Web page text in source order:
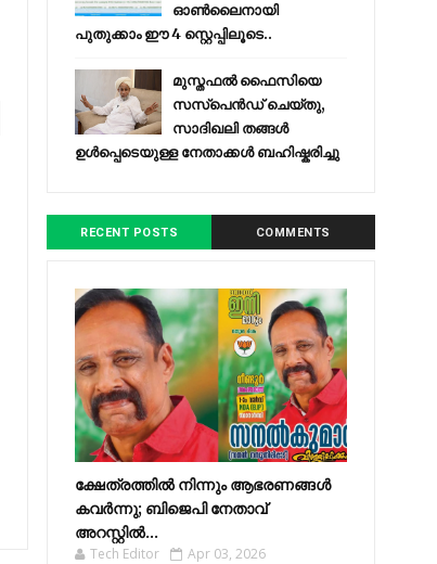
ഓൺലൈനായി
പുതുക്കാം ഈ 4 സ്റ്റെപ്പിലൂടെ..
മുസ്തഫൽ ഫൈസിയെ
സസ്‌പെൻഡ് ചെയ്തു,
സാദിഖലി തങ്ങൾ
ഉൾപ്പെടെയുള്ള നേതാക്കൾ ബഹിഷ്കരിച്ചു
RECENT POSTS COMMENTS
ക്ഷേത്രത്തിൽ നിന്നും ആഭരണങ്ങൾ
കവർന്നു; ബിജെപി നേതാവ്
അറസ്റ്റിൽ...
Tech Editor Apr 03, 2026